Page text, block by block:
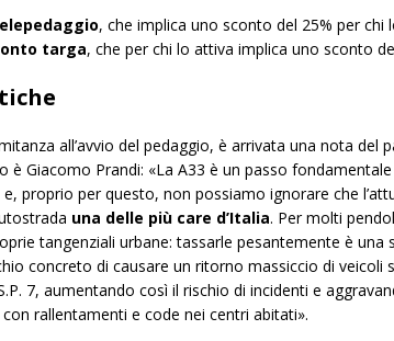
, che implica uno sconto del 25% per chi
targa, che per chi lo attiva implica uno sconto
all’avvio del pedaggio, è arrivata una nota del
è Giacomo Prandi: «La A33 è un passo
e, proprio per questo, non possiamo ignorare che
una delle più care d’Italia. Per molti
tangenziali urbane: tassarle pesantemente è una
concreto di causare un ritorno massiccio di veicoli
7, aumentando così il rischio di incidenti e
rallentamenti e code nei centri abitati».